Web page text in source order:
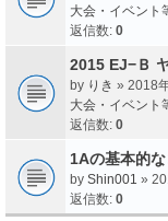
大会・イベント
返信数: 0
2015 EJ−Ｂ
by りき » 2018
大会・イベント
返信数: 0
1Aの基本的な
by Shin001 »
返信数: 0